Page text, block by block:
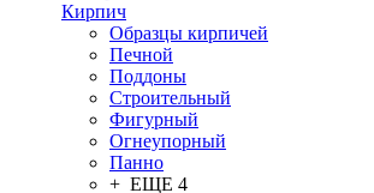
Кирпич
Образцы кирпичей
Печной
Поддоны
Строительный
Фигурный
Огнеупорный
Панно
+ ЕЩЕ 4